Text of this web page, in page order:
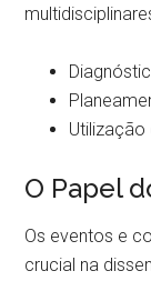
Utilização
O Papel
Os eventos e
crucial na